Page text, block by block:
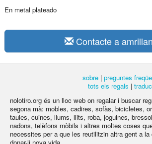
En metal plateado
Contacte a
sobre | preguntes
tots els regals |
nolotiro.org és un lloc web on regalar i buscar
segona mà: mobles, cadires, sofàs, bicicletes,
taules, cuines, llums, llits, roba, joguines,
nadons, telèfons mòbils i altres moltes coses
necessites per a que les reutilitzin altra gent a